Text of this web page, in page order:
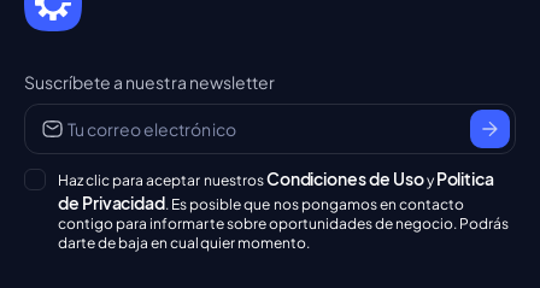
Suscríbete a nuestra newsletter
Haz clic para aceptar nuestrosCondiciones de Usoy Politica
de Privacidad. Es posible que nos pongamos en contacto
contigo para informarte sobre oportunidades de negocio. Podrás
darte de baja en cualquier momento.